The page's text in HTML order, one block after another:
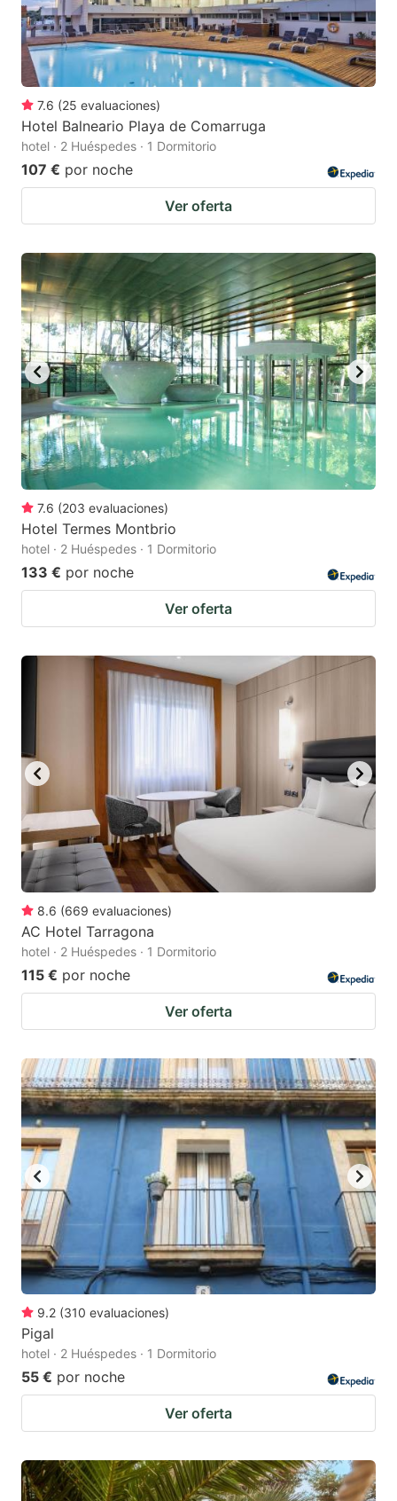
7.6 (25 evaluaciones)
Hotel Balneario Playa de Comarruga
hotel · 2 Huéspedes · 1 Dormitorio
107 € por noche
Ver oferta
7.6 (203 evaluaciones)
Hotel Termes Montbrio
hotel · 2 Huéspedes · 1 Dormitorio
133 € por noche
Ver oferta
8.6 (669 evaluaciones)
AC Hotel Tarragona
hotel · 2 Huéspedes · 1 Dormitorio
115 € por noche
Ver oferta
9.2 (310 evaluaciones)
Pigal
hotel · 2 Huéspedes · 1 Dormitorio
55 € por noche
Ver oferta